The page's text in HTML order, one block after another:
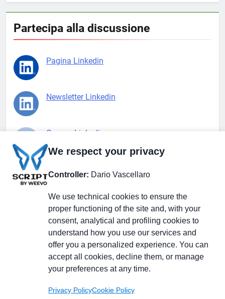
Partecipa alla discussione
Pagina Linkedin
Newsletter Linkedin
Gruppo Linkedin
Pagina Facebook
X.com
Il Giornale delle PMI.
Testata giornalistica
registrata al Tribunale di
Milano n. 353 del 19
Privacy PolicyCookie
We respect your privacy
Controller: Dario Vascellaro
We use technical cookies to ensure the
proper functioning of the site and, with your
consent, analytical and profiling cookies to
understand how you use our services and
offer you a personalized experience. You can
accept all cookies, decline them, or manage
your preferences at any time.
Privacy PolicyCookie Policy